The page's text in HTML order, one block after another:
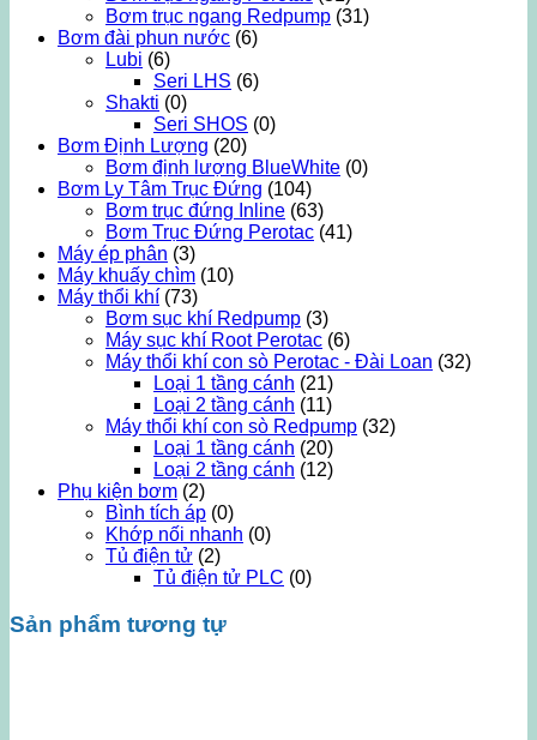
Bơm trục ngang Redpump (31)
Bơm đài phun nước (6)
Lubi (6)
Seri LHS (6)
Shakti (0)
Seri SHOS (0)
Bơm Định Lượng (20)
Bơm định lượng BlueWhite (0)
Bơm Ly Tâm Trục Đứng (104)
Bơm trục đứng Inline (63)
Bơm Trục Đứng Perotac (41)
Máy ép phân (3)
Máy khuấy chìm (10)
Máy thổi khí (73)
Bơm sục khí Redpump (3)
Máy sục khí Root Perotac (6)
Máy thổi khí con sò Perotac - Đài Loan (32)
Loại 1 tầng cánh (21)
Loại 2 tầng cánh (11)
Máy thổi khí con sò Redpump (32)
Loại 1 tầng cánh (20)
Loại 2 tầng cánh (12)
Phụ kiện bơm (2)
Bình tích áp (0)
Khớp nối nhanh (0)
Tủ điện tử (2)
Tủ điện tử PLC (0)
Sản phẩm tương tự